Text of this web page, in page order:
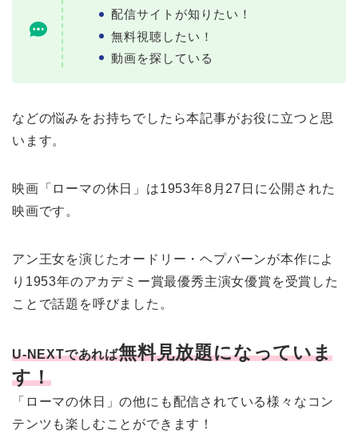
配信サイトが知りたい！
無料視聴したい！
動画を探している
などの悩みをお持ちでしたら本記事がお役に立つと思
います。
映画「ローマの休日」は1953年8月27日に公開された
映画です。
アン王女を演じたオードリー・ヘプバーンが本作によ
り1953年のアカデミー賞最優秀主演女優賞を受賞した
ことで話題を呼びました。
U-NEXTであれば無料見放題になっていま
す！
「ローマの休日」の他にも配信されている様々なコン
テンツも楽しむことができます！